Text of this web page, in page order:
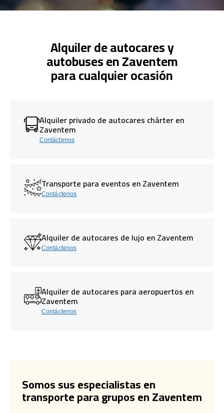
Alquiler de autocares y
autobuses en Zaventem
para cualquier ocasión
Alquiler privado de autocares chárter en
Zaventem
Contáctenos
Transporte para eventos en Zaventem
Contáctenos
Alquiler de autocares de lujo en Zaventem
Contáctenos
Alquiler de autocares para aeropuertos en
Zaventem
Contáctenos
Somos sus especialistas en
transporte para grupos en Zaventem